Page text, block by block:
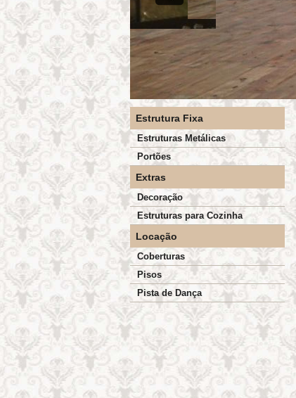
Estrutura Fixa
Estruturas Metálicas
Portões
Extras
Decoração
Estruturas para Cozinha
Locação
Coberturas
Pisos
Pista de Dança